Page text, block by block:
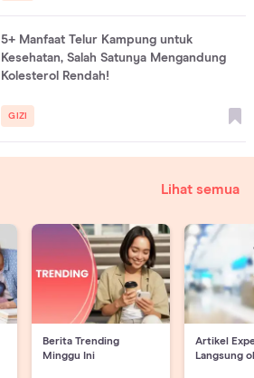
5+ Manfaat Telur Kampung untuk
Kesehatan, Salah Satunya Mengandung
Kolesterol Rendah!
GIZI
Lihat semua
Berita Trending
Minggu Ini
Artikel
Langsung